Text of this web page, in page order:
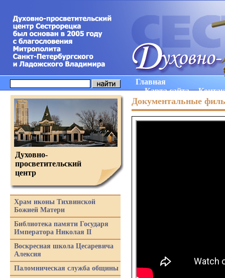
Главная
Карта сайта
Документальные
Духовно-
просветительский
центр
Храм иконы Тихвинской
Божией Матери
Библиотека памяти Государя
Императора Николая II
Воскресная школа Цесаревича
Алексия
Паломническая служба общины